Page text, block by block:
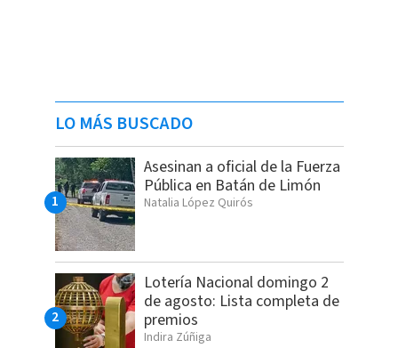
LO MÁS BUSCADO
Asesinan a oficial de la Fuerza
Pública en Batán de Limón
Natalia López Quirós
Lotería Nacional domingo 2
de agosto: Lista completa de
premios
Indira Zúñiga